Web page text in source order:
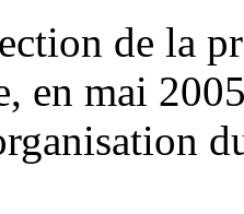
de la
en mai